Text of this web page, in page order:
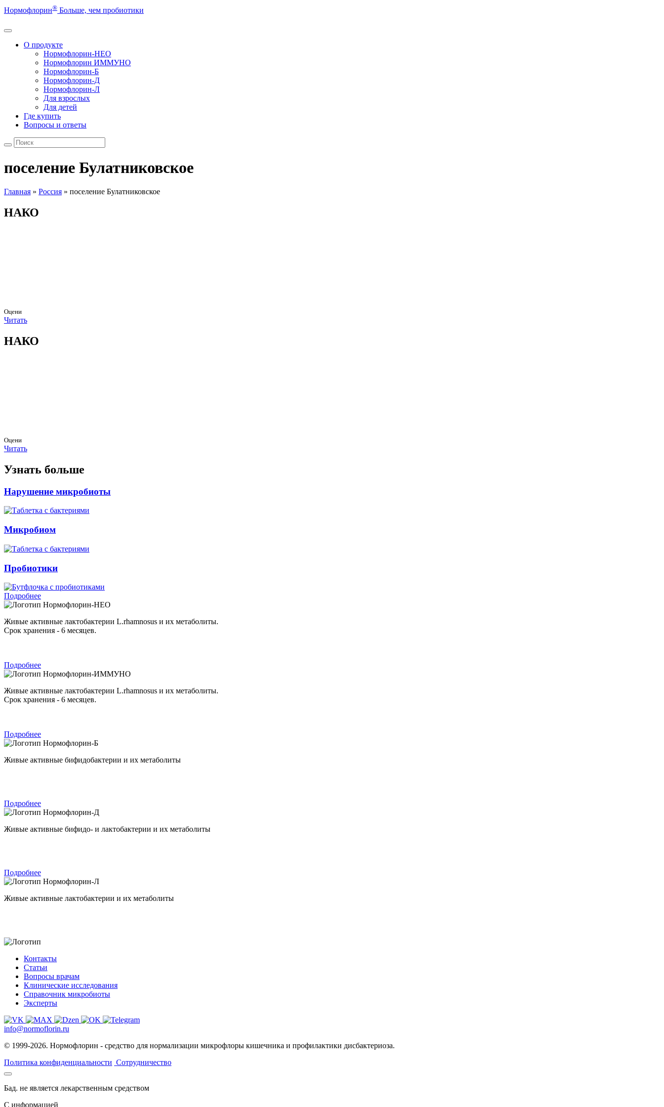
Нормофлорин® Больше, чем пробиотики
О продукте
Нормофлорин-НЕО
Нормофлорин ИММУНО
Нормофлорин-Б
Нормофлорин-Д
Нормофлорин-Л
Для взрослых
Для детей
Где купить
Вопросы и ответы
поселение Булатниковское
Главная » Россия » поселение Булатниковское
НАКО
Оцени
Читать
НАКО
Оцени
Читать
Узнать больше
Нарушение микробиоты
Микробиом
Пробиотики
Подробнее
Нормофлорин-НЕО
Живые активные лактобактерии L.rhamnosus и их метаболиты.
Срок хранения - 6 месяцев.
Подробнее
Нормофлорин-ИММУНО
Живые активные лактобактерии L.rhamnosus и их метаболиты.
Срок хранения - 6 месяцев.
Подробнее
Нормофлорин-Б
Живые активные бифидобактерии и их метаболиты
Подробнее
Нормофлорин-Д
Живые активные бифидо- и лактобактерии и их метаболиты
Подробнее
Нормофлорин-Л
Живые активные лактобактерии и их метаболиты
Контакты
Статьи
Вопросы врачам
Клинические исследования
Справочник микробиоты
Эксперты
info@normoflorin.ru
© 1999-2026. Нормофлорин - средство для нормализации микрофлоры кишечника и профилактики дисбактериоза.
Политика конфиденциальности Сотрудничество
Бад. не является лекарственным средством
C информацией